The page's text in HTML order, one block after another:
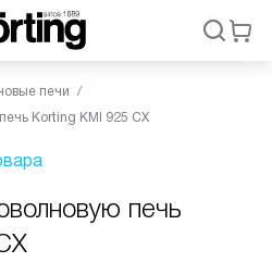
печи
Korting KMI 925 CX
печь